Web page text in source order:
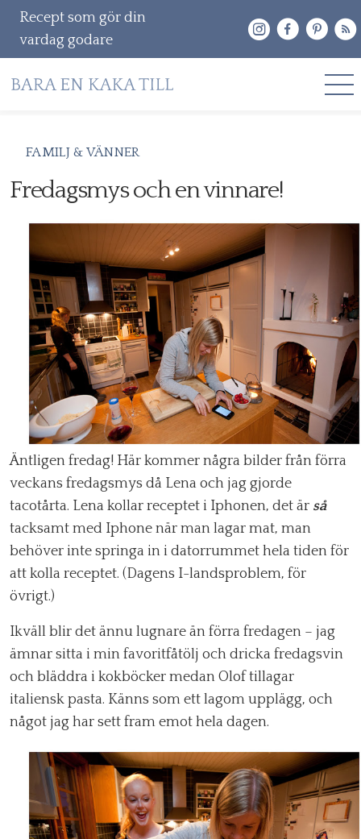
Recept som gör din
vardag godare
till
OM MIG
Sök
efter:
FAMILJ & VÄNNER
Fredagsmys och en vinnare!
Äntligen fredag! Här kommer några bilder från förra
veckans fredagsmys då Lena och jag gjorde
tacotårta. Lena kollar receptet i Iphonen, det är så
tacksamt med Iphone när man lagar mat, man
behöver inte springa in i datorrummet hela tiden för
att kolla receptet. (Dagens I-landsproblem, för
övrigt.)
Ikväll blir det ännu lugnare än förra fredagen – jag
ämnar sitta i min favoritfåtölj och dricka fredagsvin
och bläddra i kokböcker medan Olof tillagar
italiensk pasta. Känns som ett lagom upplägg, och
något jag har sett fram emot hela dagen.